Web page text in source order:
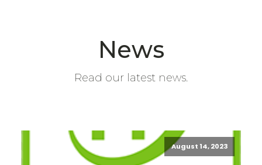
News
Read our latest news.
August 14, 2023